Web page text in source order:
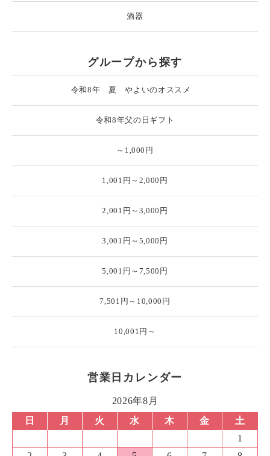
酒器
グループから探す
令和8年 夏 やよいのオススメ
令和8年父の日ギフト
～1,000円
1,001円～2,000円
2,001円～3,000円
3,001円～5,000円
5,001円～7,500円
7,501円～10,000円
10,001円～
営業日カレンダー
2026年8月
日
月 火 水 木 金
土
1